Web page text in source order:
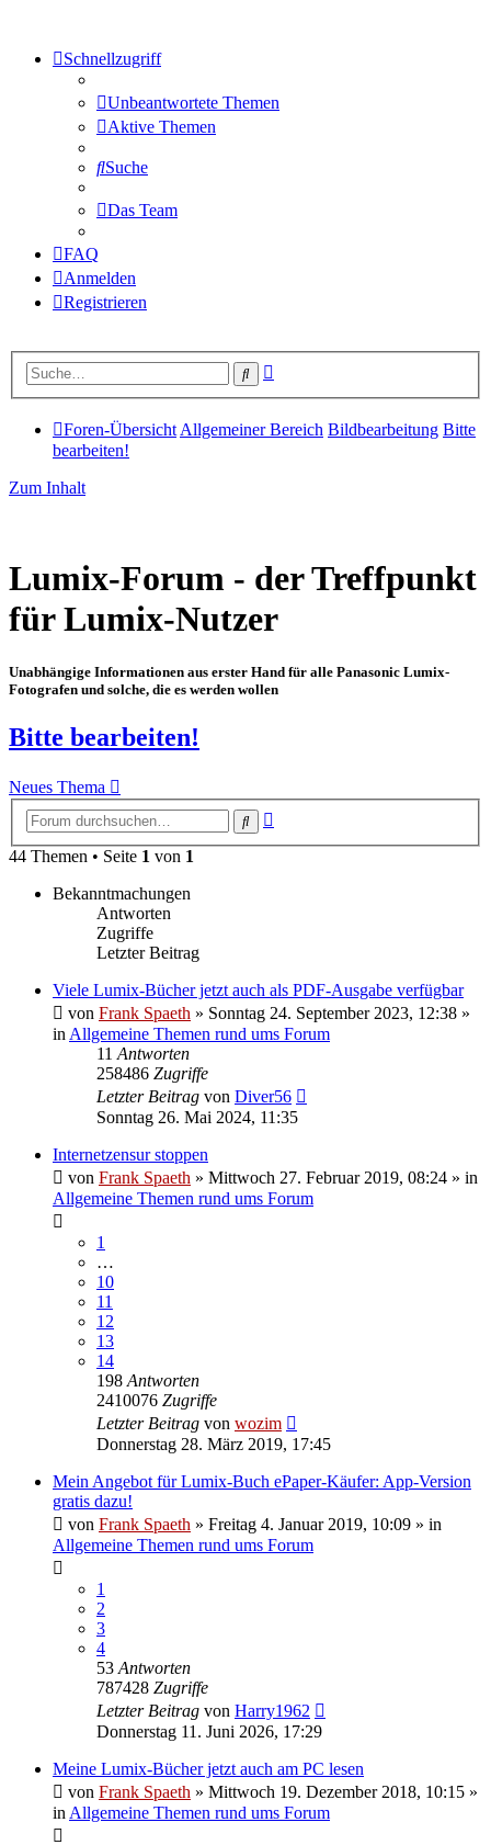
Schnellzugriff
Unbeantwortete Themen
Aktive Themen
Suche
Das Team
FAQ
Anmelden
Registrieren
Suche
Foren-Übersicht Allgemeiner Bereich Bildbearbeitung Bitte
bearbeiten!
Zum Inhalt
Lumix-Forum - der Treffpunkt
für Lumix-Nutzer
Unabhängige Informationen aus erster Hand für alle Panasonic Lumix-
Fotografen und solche, die es werden wollen
Bitte bearbeiten!
Neues Thema
Suche
44 Themen • Seite 1 von 1
Bekanntmachungen
Antworten
Zugriffe
Letzter Beitrag
Viele Lumix-Bücher jetzt auch als PDF-Ausgabe verfügbar
von Frank Spaeth » Sonntag 24. September 2023, 12:38 »
in Allgemeine Themen rund ums Forum
11 Antworten
258486 Zugriffe
Letzter Beitrag von Diver56
Sonntag 26. Mai 2024, 11:35
Internetzensur stoppen
von Frank Spaeth » Mittwoch 27. Februar 2019, 08:24 » in
Allgemeine Themen rund ums Forum
1
…
10
11
12
13
14
198 Antworten
2410076 Zugriffe
Letzter Beitrag von wozim
Donnerstag 28. März 2019, 17:45
Mein Angebot für Lumix-Buch ePaper-Käufer: App-Version
gratis dazu!
von Frank Spaeth » Freitag 4. Januar 2019, 10:09 » in
Allgemeine Themen rund ums Forum
1
2
3
4
53 Antworten
787428 Zugriffe
Letzter Beitrag von Harry1962
Donnerstag 11. Juni 2026, 17:29
Meine Lumix-Bücher jetzt auch am PC lesen
von Frank Spaeth » Mittwoch 19. Dezember 2018, 10:15 »
in Allgemeine Themen rund ums Forum